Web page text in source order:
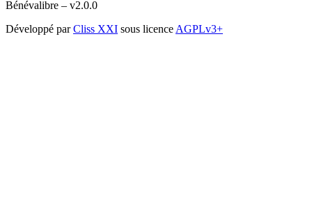
Bénévalibre – v2.0.0
Développé parCliss XXI sous licence AGPLv3+